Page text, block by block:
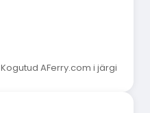
Kogutud AFerry.com i järgi